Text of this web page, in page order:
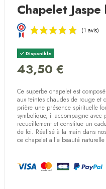
Chapelet
(1
Disponible
43,50 €
Ce superbe chapelet est
aux teintes chaudes de rouge
prière une présence spirituelle
symbolique, il accompagne avec
recueillement et constitue un
de foi. Réalisé à la main dans
ce chapelet allie beauté